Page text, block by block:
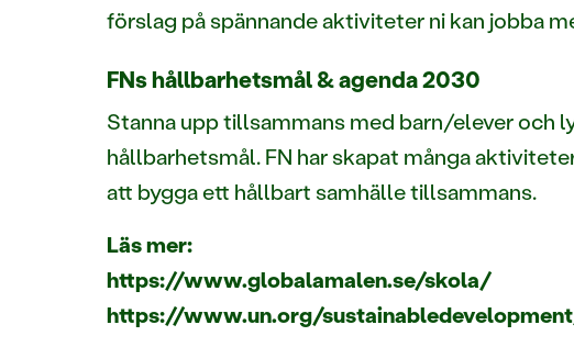
förslag på spännande aktiviteter ni kan jobba
FNs hållbarhetsmål & agenda 2030
Stanna upp tillsammans med barn/elever och
hållbarhetsmål. FN har skapat många
att bygga ett hållbart samhälle tillsammans.
Läs mer:
https://www.globalamalen.se/skola/
https://www.un.org/